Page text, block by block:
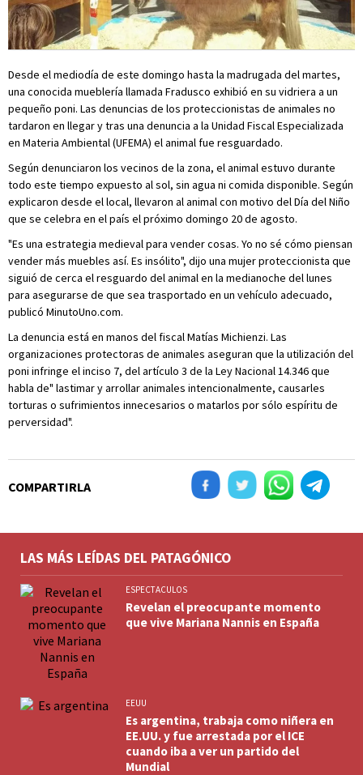
Desde el mediodía de este domingo hasta la madrugada del martes,
una conocida mueblería llamada Fradusco exhibió en su vidriera a un
pequeño poni. Las denuncias de los proteccionistas de animales no
tardaron en llegar y tras una denuncia a la Unidad Fiscal Especializada
en Materia Ambiental (UFEMA) el animal fue resguardado.
Según denunciaron los vecinos de la zona, el animal estuvo durante
todo este tiempo expuesto al sol, sin agua ni comida disponible. Según
explicaron desde el local, llevaron al animal con motivo del Día del Niño
que se celebra en el país el próximo domingo 20 de agosto.
"Es una estrategia medieval para vender cosas. Yo no sé cómo piensan
vender más muebles así. Es insólito", dijo una mujer proteccionista que
siguió de cerca el resguardo del animal en la medianoche del lunes
para asegurarse de que sea trasportado en un vehículo adecuado,
publicó MinutoUno.com.
La denuncia está en manos del fiscal Matías Michienzi. Las
organizaciones protectoras de animales aseguran que la utilización del
poni infringe el inciso 7, del artículo 3 de la Ley Nacional 14.346 que
habla de" lastimar y arrollar animales intencionalmente, causarles
torturas o sufrimientos innecesarios o matarlos por sólo espíritu de
perversidad".
COMPARTIRLA
LAS MÁS LEÍDAS DEL PATAGÓNICO
ESPECTACULOS
Revelan el preocupante momento
que vive Mariana Nannis en España
EEUU
Es argentina, trabaja como niñera en
EE.UU. y fue arrestada por el ICE
cuando iba a ver un partido del
Mundial